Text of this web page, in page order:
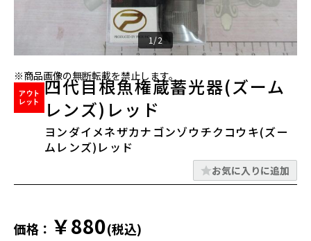
1/2
※商品画像の無断転載を禁止します。
四代目根魚権蔵蓄光器(ズーム
レンズ)レッド
ヨンダイメネザカナゴンゾウチクコウキ(ズー
ムレンズ)レッド
お気に入りに追加
価格： ￥880(税込)